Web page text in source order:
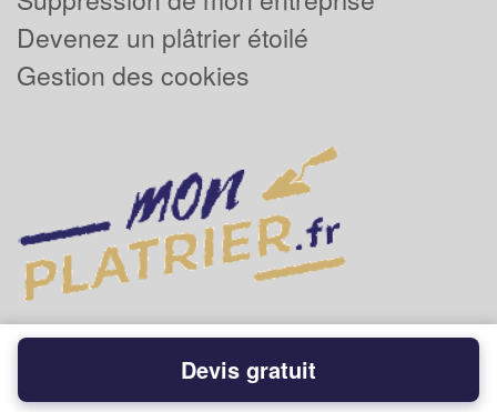
Devenez un plâtrier étoilé
Gestion des cookies
Powered byPlus que pro
Devis gratuit